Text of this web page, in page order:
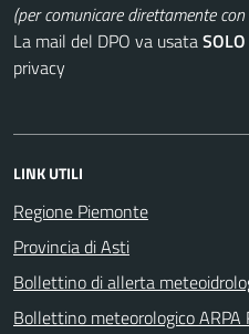
(per comunicare direttamente
La mail del DPO va usataSOLO
privacy
LINK UTILI
Regione Piemonte
Provincia di Asti
Bollettino di allerta
Bollettino meteorologico ARPA